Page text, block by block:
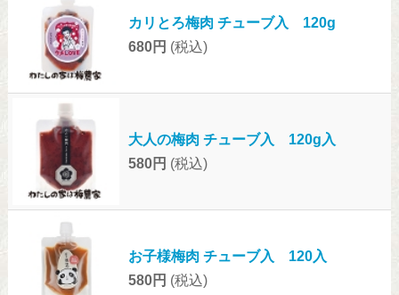
カリとろ梅肉 チューブ入 120g
680円 (税込)
大人の梅肉 チューブ入 120g入
580円 (税込)
お子様梅肉 チューブ入 120入
580円 (税込)